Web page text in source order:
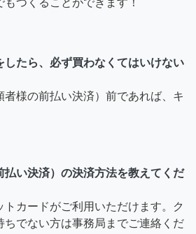
したら、必ず買わなくてはいけない
者様の前払い決済）前であれば、キ
払い決済）の決済方法を教えてくだ
トカードがご利用いただけます。ク
ちでない方は事務局までご連絡くだ